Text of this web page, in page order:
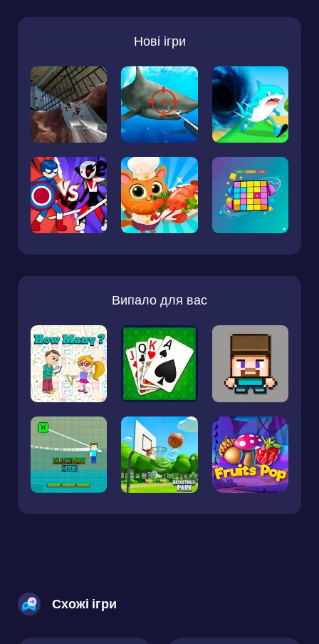
Нові ігри
Випало для вас
Схожі ігри